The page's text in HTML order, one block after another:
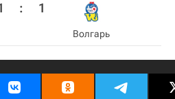
: 1
Волгарь